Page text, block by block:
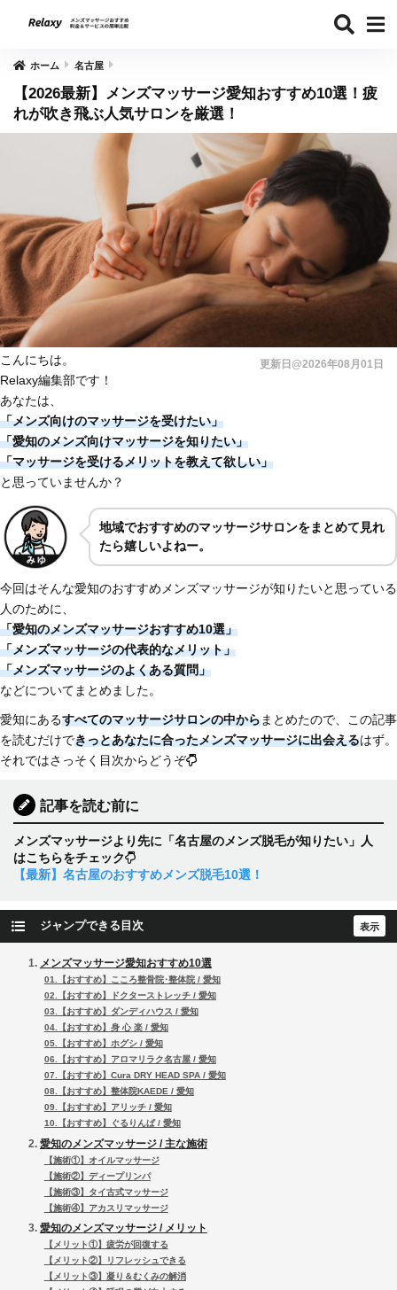
ホーム 名古屋
【2026最新】メンズマッサージ愛知おすすめ10選！疲
れが吹き飛ぶ人気サロンを厳選！
更新日@2026年08月01日
こんにちは。
Relaxy編集部です！
あなたは、
「メンズ向けのマッサージを受けたい」
「愛知のメンズ向けマッサージを知りたい」
「マッサージを受けるメリットを教えて欲しい」
と思っていませんか？
地域でおすすめのマッサージサロンをまとめて見れ
たら嬉しいよねー。
今回はそんな愛知のおすすめメンズマッサージが知りたいと思っている
人のために、
「愛知のメンズマッサージおすすめ10選」
「メンズマッサージの代表的なメリット」
「メンズマッサージのよくある質問」
などについてまとめました。
愛知にあるすべてのマッサージサロンの中からまとめたので、この記事
を読むだけできっとあなたに合ったメンズマッサージに出会えるはず。
それではさっそく目次からどうぞ
記事を読む前に
メンズマッサージより先に「名古屋のメンズ脱毛が知りたい」人
はこちらをチェック
【最新】名古屋のおすすめメンズ脱毛10選！
ジャンプできる目次
メンズマッサージ愛知おすすめ10選
01.【おすすめ】こころ整骨院･整体院 / 愛知
02.【おすすめ】ドクターストレッチ / 愛知
03.【おすすめ】ダンディハウス / 愛知
04.【おすすめ】身 心 楽 / 愛知
05.【おすすめ】ホグシ / 愛知
06.【おすすめ】アロマリラク名古屋 / 愛知
07.【おすすめ】Cura DRY HEAD SPA / 愛知
08.【おすすめ】整体院KAEDE / 愛知
09.【おすすめ】アリッチ / 愛知
10.【おすすめ】ぐるりんぱ / 愛知
愛知のメンズマッサージ / 主な施術
【施術①】オイルマッサージ
【施術②】ディープリンパ
【施術③】タイ古式マッサージ
【施術④】アカスリマッサージ
愛知のメンズマッサージ / メリット
【メリット①】疲労が回復する
【メリット②】リフレッシュできる
【メリット③】凝り＆むくみの解消